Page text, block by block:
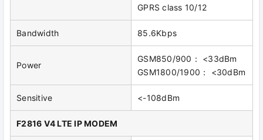
GPRS class 10/12
Bandwidth 85.6Kbps
Power
GSM850/900： <33dBm
GSM1800/1900： <30dBm
Sensitive <-108dBm
F2816 V4 LTE IP MODEM